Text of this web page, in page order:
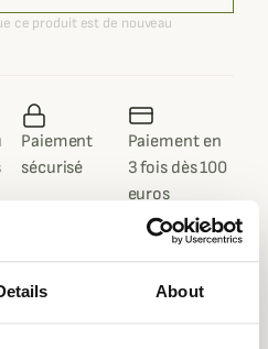
About
ce produit est de nouveau
Paiement
sécurisé
Paiement en
3 fois dès 100
euros